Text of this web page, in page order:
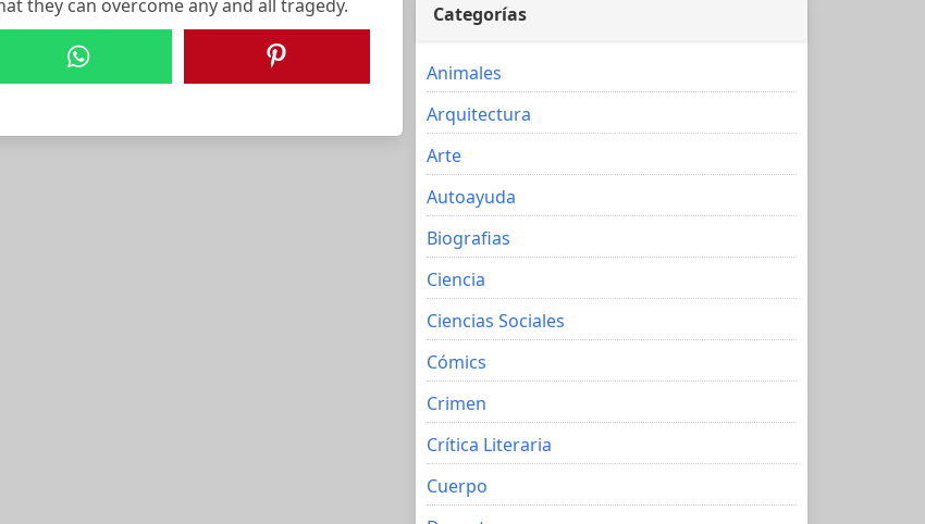
they can overcome any and all tragedy.
Categorías
Animales
Arquitectura
Arte
Autoayuda
Biografias
Ciencia
Ciencias Sociales
Cómics
Crimen
Crítica Literaria
Cuerpo